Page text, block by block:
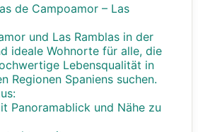
de Campoamor – Las
und Las Ramblas in der
ideale Wohnorte für alle, die
Lebensqualität in
Regionen Spaniens suchen.
Panoramablick und Nähe zu